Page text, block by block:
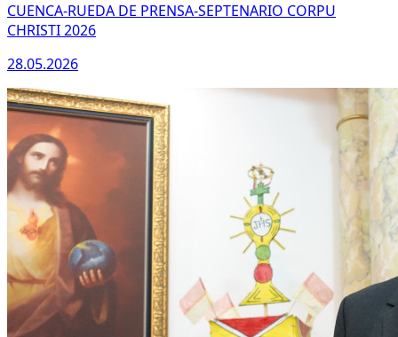
CUENCA-RUEDA DE PRENSA-SEPTENARIO CORPU
CHRISTI 2026
28.05.2026